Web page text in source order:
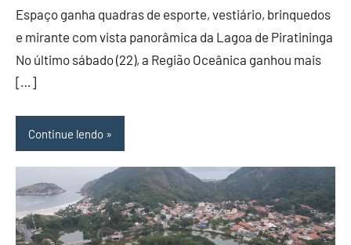
Espaço ganha quadras de esporte, vestiário, brinquedos
e mirante com vista panorâmica da Lagoa de Piratininga
No último sábado (22), a Região Oceânica ganhou mais
[…]
Continue lendo